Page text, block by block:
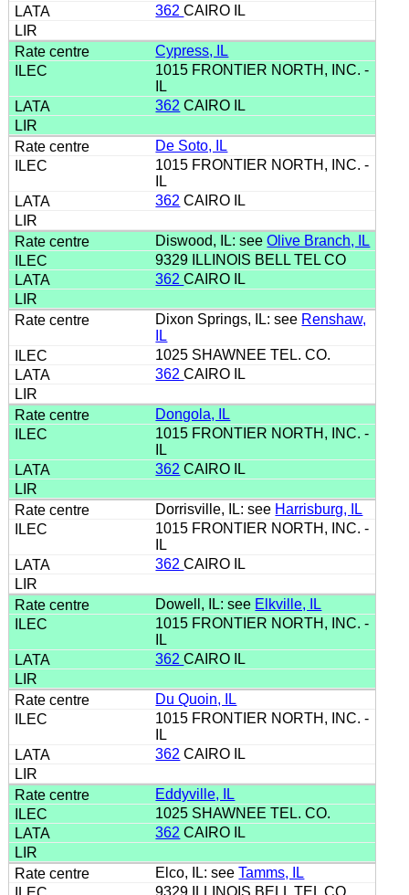
362CAIRO IL
Cypress, IL
1015 FRONTIER NORTH, INC. -
IL
362 CAIRO IL
De Soto, IL
1015 FRONTIER NORTH, INC. -
IL
362 CAIRO IL
Diswood, IL: seeOlive Branch, IL
9329 ILLINOIS BELL TEL CO
362CAIRO IL
Dixon Springs, IL: see Renshaw,
IL
1025 SHAWNEE TEL. CO.
362CAIRO IL
Dongola, IL
1015 FRONTIER NORTH, INC. -
IL
362 CAIRO IL
Dorrisville, IL: see Harrisburg, IL
1015 FRONTIER NORTH, INC. -
IL
362CAIRO IL
Dowell, IL: see Elkville, IL
1015 FRONTIER NORTH, INC. -
IL
362CAIRO IL
Du Quoin, IL
1015 FRONTIER NORTH, INC. -
IL
362 CAIRO IL
Eddyville, IL
1025 SHAWNEE TEL. CO.
362 CAIRO IL
Elco, IL: seeTamms, IL
9329 ILLINOIS BELL TEL CO